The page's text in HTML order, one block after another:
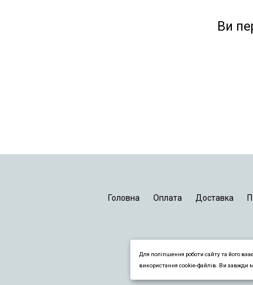
Ви
Головна Оплата Доставка
Для поліпшення роботи сайту та його
використання cookie-файлів. Ви завжди